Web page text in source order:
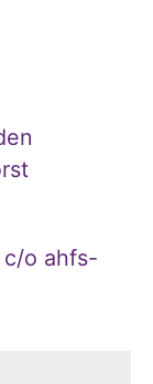
c/o ahfs-